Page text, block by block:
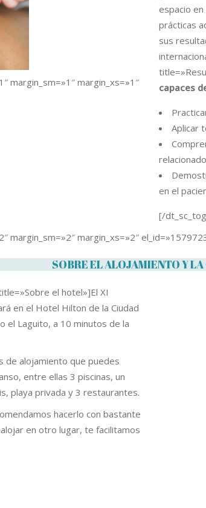
margin_sm=»1″ margin_xs=»1″
espacio
prácticas
sus
capaces
Aplicar
en el
[/
margin_sm=»2″ margin_xs=»2″
SOBRE EL ALOJAMIENTO Y
el hotel»]El XI
en el Hotel Hilton de la Ciudad
el Laguito, a 10 minutos de la
de alojamiento que puedes
entre ellas 3 piscinas, un
playa privada y 3 restaurantes.
hacerlo con bastante
en otro lugar, te facilitamos